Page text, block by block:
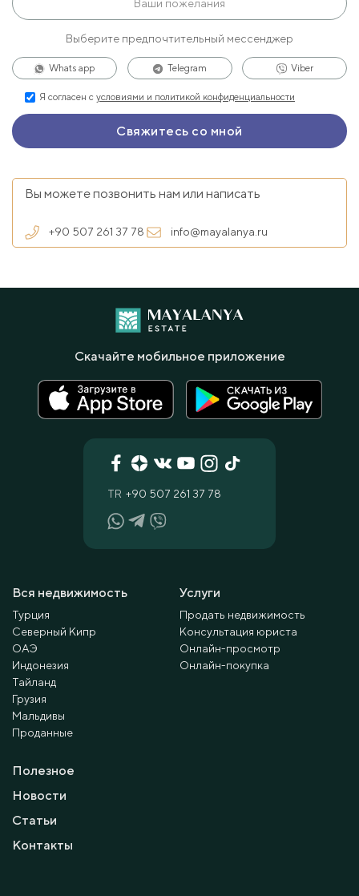
Выберите предпочтительный мессенджер
Whats app Telegram Viber
Я согласен с условиями и политикой конфиденциальности
Вы можете позвонить нам или написать
+90 507 261 37 78 info@mayalanya.ru
Вся недвижимость
Турция
Северный Кипр
ОАЭ
Индонезия
Тайланд
Грузия
Мальдивы
Проданные
Услуги
Продать недвижимость
Консультация юриста
Онлайн-просмотр
Онлайн-покупка
Полезное
Новости
Статьи
Контакты
TR +90 507 261 37 78
Скачайте мобильное приложение